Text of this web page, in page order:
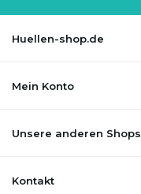
Huellen-shop.de
Mein Konto
Unsere anderen Shops
Kontakt